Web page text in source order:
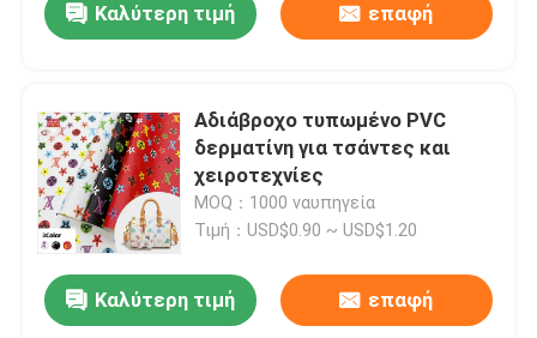
Ποιοτικός έλεγχος
Ζητήστε ένα απόσπασμα
Δέρμα ψεύτικο PVC
PU Faux δέρμα
Καλύτερη τιμή επαφή
Αδιάβροχο τυπωμένο PVC
δερματίνη για τσάντες και
χειροτεχνίες
MOQ：1000 ναυπηγεία
Τιμή：USD$0.90 ~ USD$1.20
Καλύτερη τιμή επαφή